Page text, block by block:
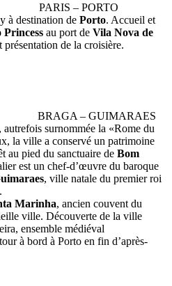
PARIS – PORTO
à destination de Porto. Accueil et
au port de Vila Nova de
de la croisière.
BRAGA – GUIMARAES
, autrefois surnommée la «Rome du
la ville a conservé un patrimoine
au pied du sanctuaire de Bom
est un chef-d’œuvre du baroque
, ville natale du premier roi
Marinha, ancien couvent du
ville. Découverte de la ville
ensemble médiéval
à bord à Porto en fin d’après-